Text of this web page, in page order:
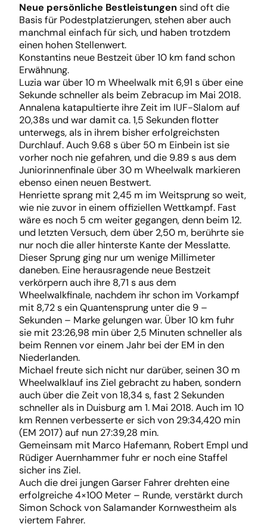
Neue persönliche Bestleistungen sind oft die
Basis für Podestplatzierungen, stehen aber auch
manchmal einfach für sich, und haben trotzdem
einen hohen Stellenwert.
Konstantins neue Bestzeit über 10 km fand schon
Erwähnung.
Luzia war über 10 m Wheelwalk mit 6,91 s über eine
Sekunde schneller als beim Zebracup im Mai 2018.
Annalena katapultierte ihre Zeit im IUF-Slalom auf
20,38s und war damit ca. 1,5 Sekunden flotter
unterwegs, als in ihrem bisher erfolgreichsten
Durchlauf. Auch 9.68 s über 50 m Einbein ist sie
vorher noch nie gefahren, und die 9.89 s aus dem
Juniorinnenfinale über 30 m Wheelwalk markieren
ebenso einen neuen Bestwert.
Henriette sprang mit 2,45 m im Weitsprung so weit,
wie nie zuvor in einem offiziellen Wettkampf. Fast
wäre es noch 5 cm weiter gegangen, denn beim 12.
und letzten Versuch, dem über 2,50 m, berührte sie
nur noch die aller hinterste Kante der Messlatte.
Dieser Sprung ging nur um wenige Millimeter
daneben. Eine herausragende neue Bestzeit
verkörpern auch ihre 8,71 s aus dem
Wheelwalkfinale, nachdem ihr schon im Vorkampf
mit 8,72 s ein Quantensprung unter die 9 –
Sekunden – Marke gelungen war. Über 10 km fuhr
sie mit 23:26,98 min über 2,5 Minuten schneller als
beim Rennen vor einem Jahr bei der EM in den
Niederlanden.
Michael freute sich nicht nur darüber, seinen 30 m
Wheelwalklauf ins Ziel gebracht zu haben, sondern
auch über die Zeit von 18,34 s, fast 2 Sekunden
schneller als in Duisburg am 1. Mai 2018. Auch im 10
km Rennen verbesserte er sich von 29:34,420 min
(EM 2017) auf nun 27:39,28 min.
Gemeinsam mit Marco Hafemann, Robert Empl und
Rüdiger Auernhammer fuhr er noch eine Staffel
sicher ins Ziel.
Auch die drei jungen Garser Fahrer drehten eine
erfolgreiche 4×100 Meter – Runde, verstärkt durch
Simon Schock von Salamander Kornwestheim als
viertem Fahrer.